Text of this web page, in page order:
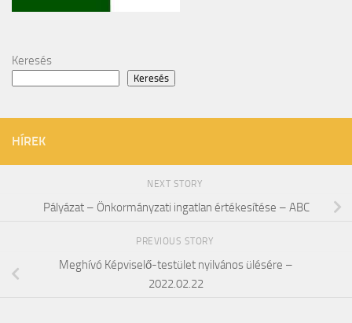
Keresés
Keresés
HÍREK
NEXT STORY
Pályázat – Önkormányzati ingatlan értékesítése – ABC
PREVIOUS STORY
Meghívó Képviselő-testület nyilvános ülésére –
2022.02.22